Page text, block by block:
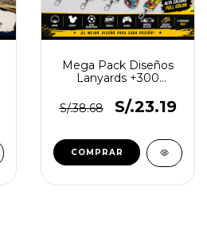
Mega Pack Diseños
Lanyards +300
S/.38.68
S/.23.19